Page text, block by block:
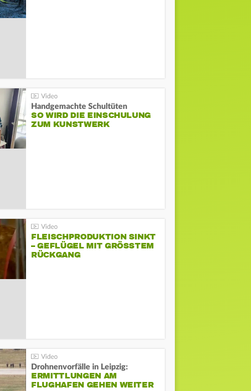
Handgemachte Schultüten
SO WIRD DIE EINSCHULUNG
ZUM KUNSTWERK
FLEISCHPRODUKTION SINKT
– GEFLÜGEL MIT GRÖSSTEM R
ÜCKGANG
Drohnenvorfälle in Leipzig:
ERMITTLUNGEN AM
FLUGHAFEN GEHEN WEITER